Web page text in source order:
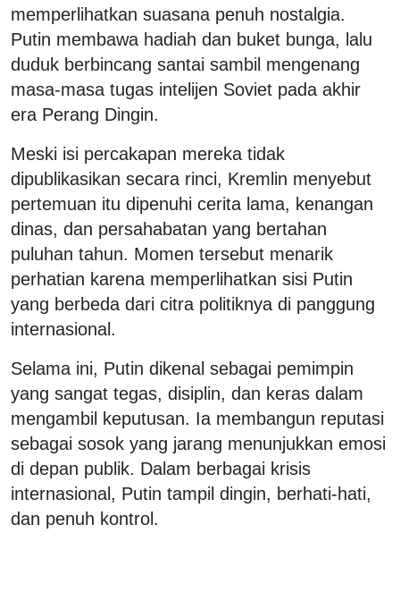
memperlihatkan suasana penuh nostalgia.
Putin membawa hadiah dan buket bunga, lalu
duduk berbincang santai sambil mengenang
masa-masa tugas intelijen Soviet pada akhir
era Perang Dingin.
Meski isi percakapan mereka tidak
dipublikasikan secara rinci, Kremlin menyebut
pertemuan itu dipenuhi cerita lama, kenangan
dinas, dan persahabatan yang bertahan
puluhan tahun. Momen tersebut menarik
perhatian karena memperlihatkan sisi Putin
yang berbeda dari citra politiknya di panggung
internasional.
Selama ini, Putin dikenal sebagai pemimpin
yang sangat tegas, disiplin, dan keras dalam
mengambil keputusan. Ia membangun reputasi
sebagai sosok yang jarang menunjukkan emosi
di depan publik. Dalam berbagai krisis
internasional, Putin tampil dingin, berhati-hati,
dan penuh kontrol.